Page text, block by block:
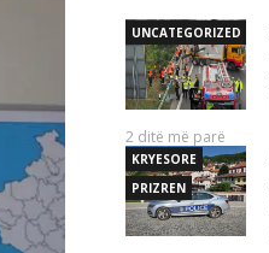
UNCATEGORIZED
2 ditë më parë
KRYESORE
PRIZREN